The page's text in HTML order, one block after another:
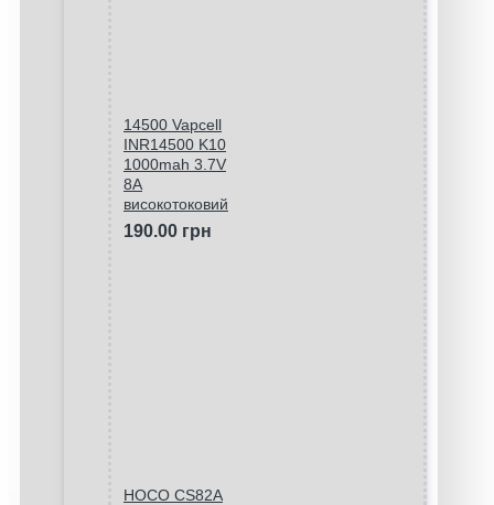
14500 Vapcell
INR14500 K10
1000mah 3.7V
8A
високотоковий
190.00 грн
HOCO CS82A